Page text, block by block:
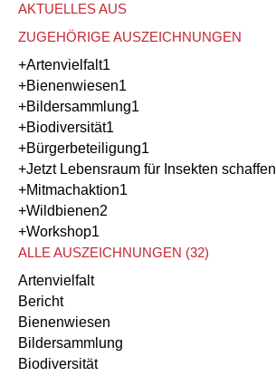
AKTUELLES AUS
ZUGEHÖRIGE AUSZEICHNUNGEN
+Artenvielfalt1
+Bienenwiesen1
+Bildersammlung1
+Biodiversität1
+Bürgerbeteiligung1
+Jetzt Lebensraum für Insekten schaffen
+Mitmachaktion1
+Wildbienen2
+Workshop1
ALLE AUSZEICHNUNGEN (32)
Artenvielfalt
Bericht
Bienenwiesen
Bildersammlung
Biodiversität